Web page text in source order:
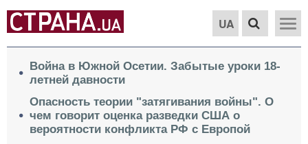
UA
Война в Южной Осетии. Забытые уроки 18-
летней давности
Опасность теории "затягивания войны". О
чем говорит оценка разведки США о
вероятности конфликта РФ с Европой